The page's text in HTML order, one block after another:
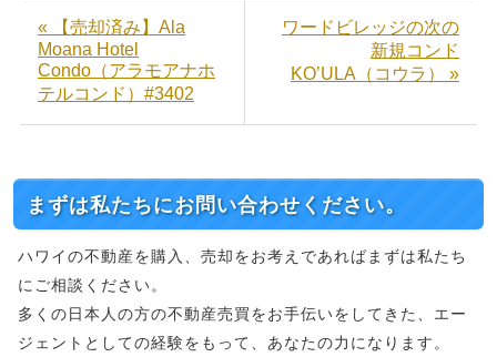
« 【売却済み】Ala
Moana Hotel
Condo（アラモアナホ
テルコンド）#3402
ワードビレッジの次の
新規コンド
KO’ULA（コウラ） »
まずは私たちにお問い合わせください。
ハワイの不動産を購入、売却をお考えであればまずは私たち
にご相談ください。
多くの日本人の方の不動産売買をお手伝いをしてきた、エー
ジェントとしての経験をもって、あなたの力になります。